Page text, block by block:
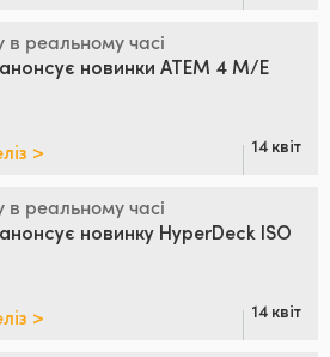
в реальному часі
новинки ATEM 4 M/E
> 14 квіт
в реальному часі
новинку HyperDeck ISO
> 14 квіт